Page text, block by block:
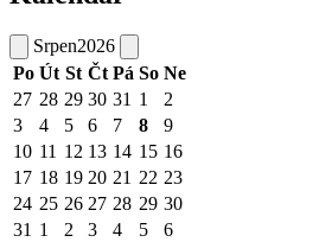
Srpen2026
Po Út St Čt Pá So Ne
27 28 29 30 31 1
2
3
4 5 6 7 8
9
10 11 12 13 14 15 16
17 18 19 20 21 22 23
24 25 26 27 28 29 30
31 1 2 3 4 5 6